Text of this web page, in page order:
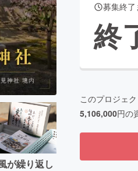
CAMPFIRE Creation
machi-yaコミュニティ
が繰り返し
募集終了
終
このプロジェク
5,106,000円の